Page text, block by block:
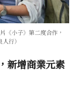
《小子》第二度合作，
行）
新增商業元素